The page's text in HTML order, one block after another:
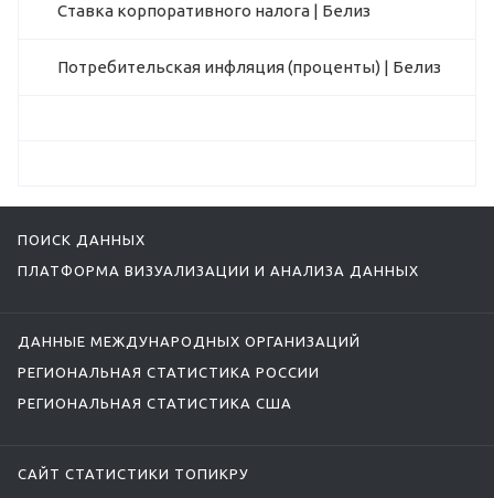
Ставка корпоративного налога | Белиз
Потребительская инфляция (проценты) | Белиз
ПОИСК ДАННЫХ
ПЛАТФОРМА ВИЗУАЛИЗАЦИИ И АНАЛИЗА ДАННЫХ
ДАННЫЕ МЕЖДУНАРОДНЫХ ОРГАНИЗАЦИЙ
РЕГИОНАЛЬНАЯ СТАТИСТИКА РОССИИ
РЕГИОНАЛЬНАЯ СТАТИСТИКА США
САЙТ СТАТИСТИКИ ТОПИКРУ